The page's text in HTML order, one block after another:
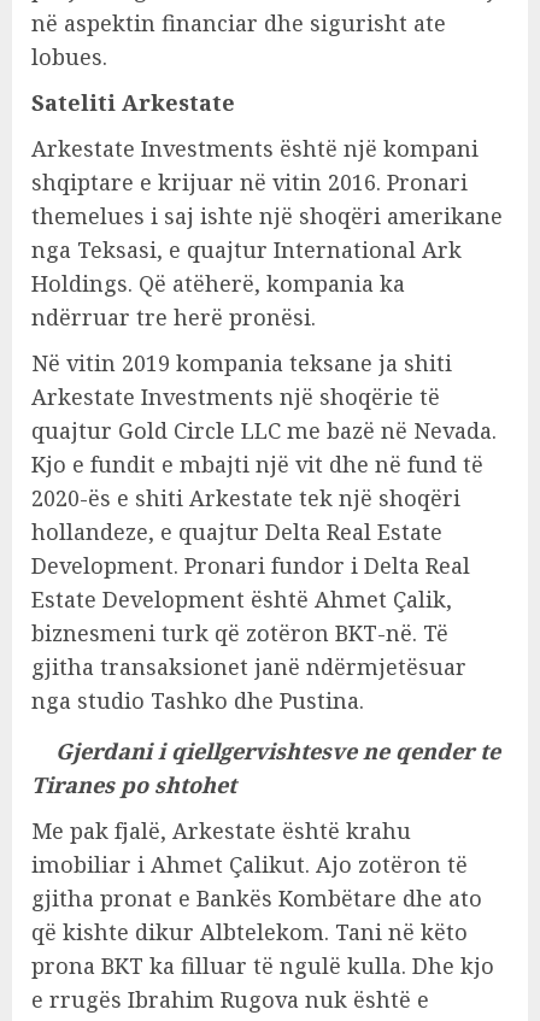
në aspektin financiar dhe sigurisht ate
lobues.
Sateliti Arkestate
Arkestate Investments është një kompani
shqiptare e krijuar në vitin 2016. Pronari
themelues i saj ishte një shoqëri amerikane
nga Teksasi, e quajtur International Ark
Holdings. Që atëherë, kompania ka
ndërruar tre herë pronësi.
Në vitin 2019 kompania teksane ja shiti
Arkestate Investments një shoqërie të
quajtur Gold Circle LLC me bazë në Nevada.
Kjo e fundit e mbajti një vit dhe në fund të
2020-ës e shiti Arkestate tek një shoqëri
hollandeze, e quajtur Delta Real Estate
Development. Pronari fundor i Delta Real
Estate Development është Ahmet Çalik,
biznesmeni turk që zotëron BKT-në. Të
gjitha transaksionet janë ndërmjetësuar
nga studio Tashko dhe Pustina.
Gjerdani i qiellgervishtesve ne qender te
Tiranes po shtohet
Me pak fjalë, Arkestate është krahu
imobiliar i Ahmet Çalikut. Ajo zotëron të
gjitha pronat e Bankës Kombëtare dhe ato
që kishte dikur Albtelekom. Tani në këto
prona BKT ka filluar të ngulë kulla. Dhe kjo
e rrugës Ibrahim Rugova nuk është e